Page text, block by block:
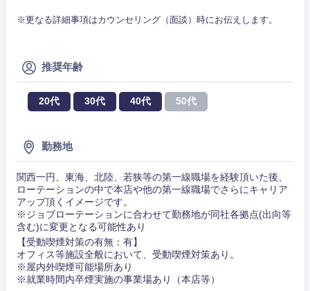
※更なる詳細事項はカウンセリング（面談）時にお伝えします。
推奨年齢
20代 30代 40代 50代
勤務地
関西一円、東海、北陸、若狭等の第一線職場を経験頂いた後、
ローテーションの中で本店や他の第一線職場でさらにキャリア
アップ頂くイメージです。
※ジョブローテーションに合わせて勤務地が同社各拠点(出向等
含む)に変更となる可能性あり
【受動喫煙対策の有無：有】
オフィス等施設全般において、受動喫煙対策あり。
※屋内外喫煙可能場所あり
※就業時間内卒煙実施の事業場あり（本店等）
コンサル
専門職
技術職
（IT）、
ビス・制
作、ゲー
ム
技術職
（モノづ
くり）
金融専門
職
技術職（IT）、Webサービス・制作、ゲーム
金融専門職
不動産専門職
建設・施工管理
事務職
その他
倉庫・運輸・物流
IT・通信
WEBサービス
コンサル・シンクタンク
広告・宣伝・印刷
マスメディア
関東地方
茨城県 栃木県
転勤なし 海外勤務あり
フルリモート
完全週休2日制 社宅・家賃補助有